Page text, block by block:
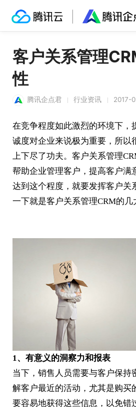
客户关系管理
性
腾讯企点君 行业资讯 2017-
在竞争程度如此激烈的环境下，
诚度对企业来说极为重要，所以
上下尽了功夫。客户关系管理
帮助企业管理客户，提高客户满
达到这个程度，就要发挥客户关
一下就是客户关系管理CRM的几
1、有意义的洞察力和报表
当下，销售人员需要与客户保持
解客户最近的活动，尤其是购买
要容易地获得这些信息，以免错